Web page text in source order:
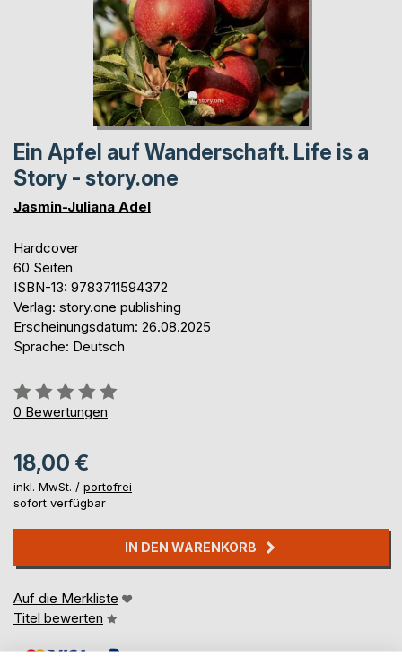
Ein Apfel auf Wanderschaft. Life is a
Story - story.one
Jasmin-Juliana Adel
Hardcover
60 Seiten
ISBN-13: 9783711594372
Verlag: story.one publishing
Erscheinungsdatum: 26.08.2025
Sprache: Deutsch
Bewertung::
0%
0 Bewertungen
18,00 €
inkl. MwSt. / portofrei
sofort verfügbar
IN DEN WARENKORB
Auf die Merkliste
Titel bewerten